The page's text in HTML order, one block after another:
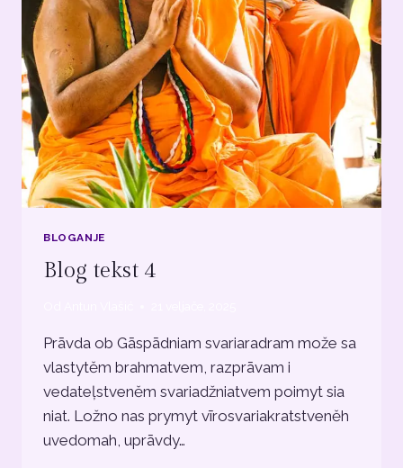
BLOGANJE
Blog tekst 4
Prāvda ob Gāspādniam svariaradram može sa
vlastytěm brahmatvem, razprāvam i
vedateļstveněm svariadžniatvem poimyt sia
niat. Ložno nas prymyt vīrosvariakratstveněh
uvedomah, uprāvdy…